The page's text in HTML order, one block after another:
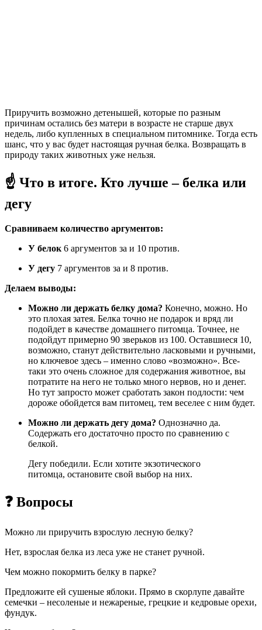
Приручить возможно детенышей, которые по разным
причинам остались без матери в возрасте не старше двух
недель, либо купленных в специальном питомнике. Тогда есть
шанс, что у вас будет настоящая ручная белка. Возвращать в
природу таких животных уже нельзя.
☝️ Что в итоге. Кто лучше – белка или
дегу
Сравниваем количество аргументов:
У белок 6 аргументов за и 10 против.
У дегу 7 аргументов за и 8 против.
Делаем выводы:
Можно ли держать белку дома? Конечно, можно. Но
это плохая затея. Белка точно не подарок и вряд ли
подойдет в качестве домашнего питомца. Точнее, не
подойдут примерно 90 зверьков из 100. Оставшиеся 10,
возможно, станут действительно ласковыми и ручными,
но ключевое здесь – именно слово «возможно». Все-
таки это очень сложное для содержания животное, вы
потратите на него не только много нервов, но и денег.
Но тут запросто может сработать закон подлости: чем
дороже обойдется вам питомец, тем веселее с ним будет.
Можно ли держать дегу дома? Однозначно да.
Содержать его достаточно просто по сравнению с
белкой.
Дегу победили. Если хотите экзотического
питомца, остановите свой выбор на них.
❓ Вопросы
Можно ли приручить взрослую лесную белку?
Нет, взрослая белка из леса уже не станет ручной.
Чем можно покормить белку в парке?
Предложите ей сушеные яблоки. Прямо в скорлупе давайте
семечки – несоленые и нежареные, грецкие и кедровые орехи,
фундук.